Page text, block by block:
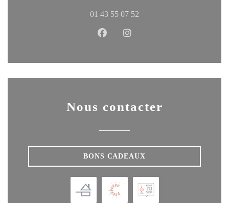
01 43 55 07 52
Facebook ((ouvre une nouvelle
Nous contacter
BONS CADEAUX